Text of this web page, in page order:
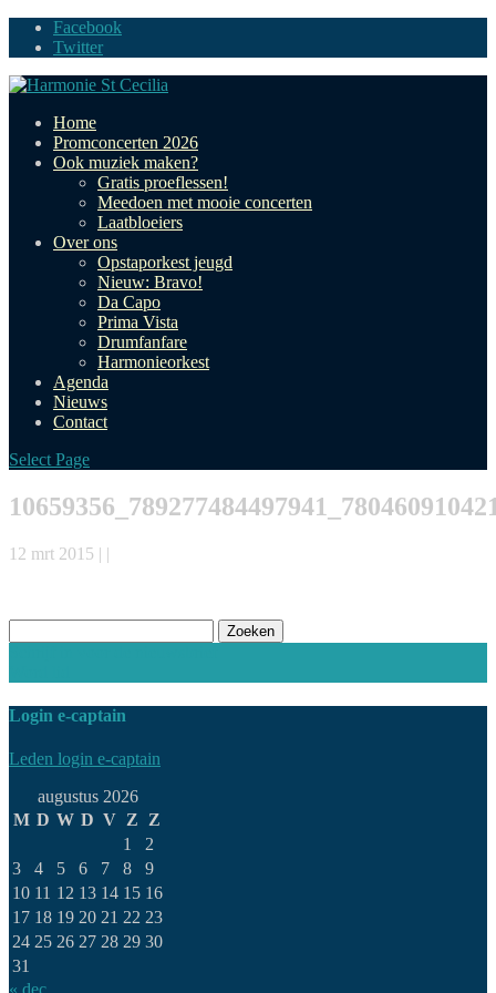
Facebook
Twitter
Home
Promconcerten 2026
Ook muziek maken?
Gratis proeflessen!
Meedoen met mooie concerten
Laatbloeiers
Over ons
Opstaporkest jeugd
Nieuw: Bravo!
Da Capo
Prima Vista
Drumfanfare
Harmonieorkest
Agenda
Nieuws
Contact
Select Page
12 mrt 2015 | |
naar:
Login e-captain
Leden login e-captain
augustus 2026
M D W D V Z
Z
1
2
3
4 5 6 7 8
9
10 11 12 13 14 15 16
17 18 19 20 21 22 23
24 25 26 27 28 29 30
31